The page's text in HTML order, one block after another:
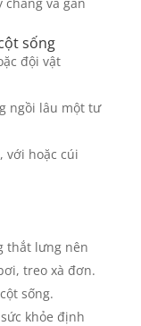
sống
đội vật
ngồi lâu một tư
với hoặc cúi
thắt lưng nên
treo xà đơn.
sống.
khỏe định